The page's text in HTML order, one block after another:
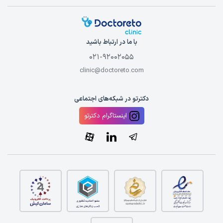
اصفهان این حوزه را با قیمت‌های رقابتی پیدا کنید. برای مقایسه
هزینه بوتاکس معده در اصفهان
متنوعی را ارائه می‌دهد. برای آگاهی از تخفیف‌ها و
اینجا کلیک کنید.
هزینه بوتاکس معده در تهران
مهارت ارائه دهنده خدمت بوتاکس معده تهران
اولین و مهم‌ترین عامل تعیین‌کنندههزینه بوتاکس معده در تهران
تجربه کسی است که خدمت بوتاکس معده در تهران را انجام
خدمات بوتاکس معده در تهران را دارند، طبعا هزینه بیشتری را به
عنوان دستمزد دریافت می‌کنند. میزان مهارت، دانش و سابقه پزشکان
معالج تاثیر زیادی بر
هزینه بوتاکس معده در تهران
تجهیزات مورد استفاده برای خدمات بوتاکس معده در
با ما در ارتباط باشید
021-92002055
clinic@doctoreto.com
دکترتو در شبکه‌های اجتماعی
اینستاگرام دکترتو